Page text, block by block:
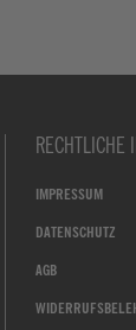
RECHTLICHE
IMPRESSUM
DATENSCHUTZ
AGB